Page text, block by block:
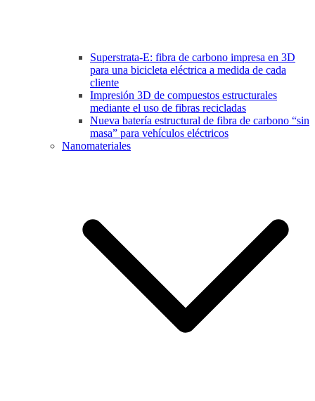
Superstrata-E: fibra de carbono impresa en 3D
para una bicicleta eléctrica a medida de cada
cliente
Impresión 3D de compuestos estructurales
mediante el uso de fibras recicladas
Nueva batería estructural de fibra de carbono “sin
masa” para vehículos eléctricos
Nanomateriales